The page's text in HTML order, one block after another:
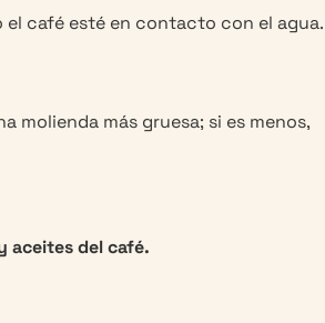
el café esté en contacto con el agua.
molienda más gruesa; si es menos,
aceites del café.